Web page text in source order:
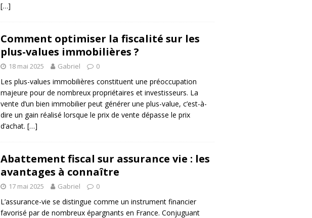
[…]
Comment optimiser la fiscalité sur les
plus-values immobilières ?
18 mai 2025 Gabriel 0
Les plus-values immobilières constituent une préoccupation
majeure pour de nombreux propriétaires et investisseurs. La
vente d’un bien immobilier peut générer une plus-value, c’est-à-
dire un gain réalisé lorsque le prix de vente dépasse le prix
d’achat. […]
Abattement fiscal sur assurance vie : les
avantages à connaître
17 mai 2025 Gabriel 0
L’assurance-vie se distingue comme un instrument financier
favorisé par de nombreux épargnants en France. Conjuguant